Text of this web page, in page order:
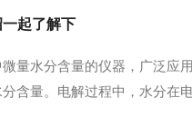
起了解下
量水分含量的仪器，广泛
含量。电解过程中，水分在